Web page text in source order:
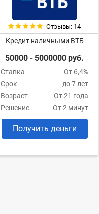
Отзывы: 14
Кредит наличными ВТБ
50000 - 5000000 руб.
Ставка
От 6,4%
Срок
до 7 лет
Возраст
От 21 года
Решение
От 2 минут
Получить деньги